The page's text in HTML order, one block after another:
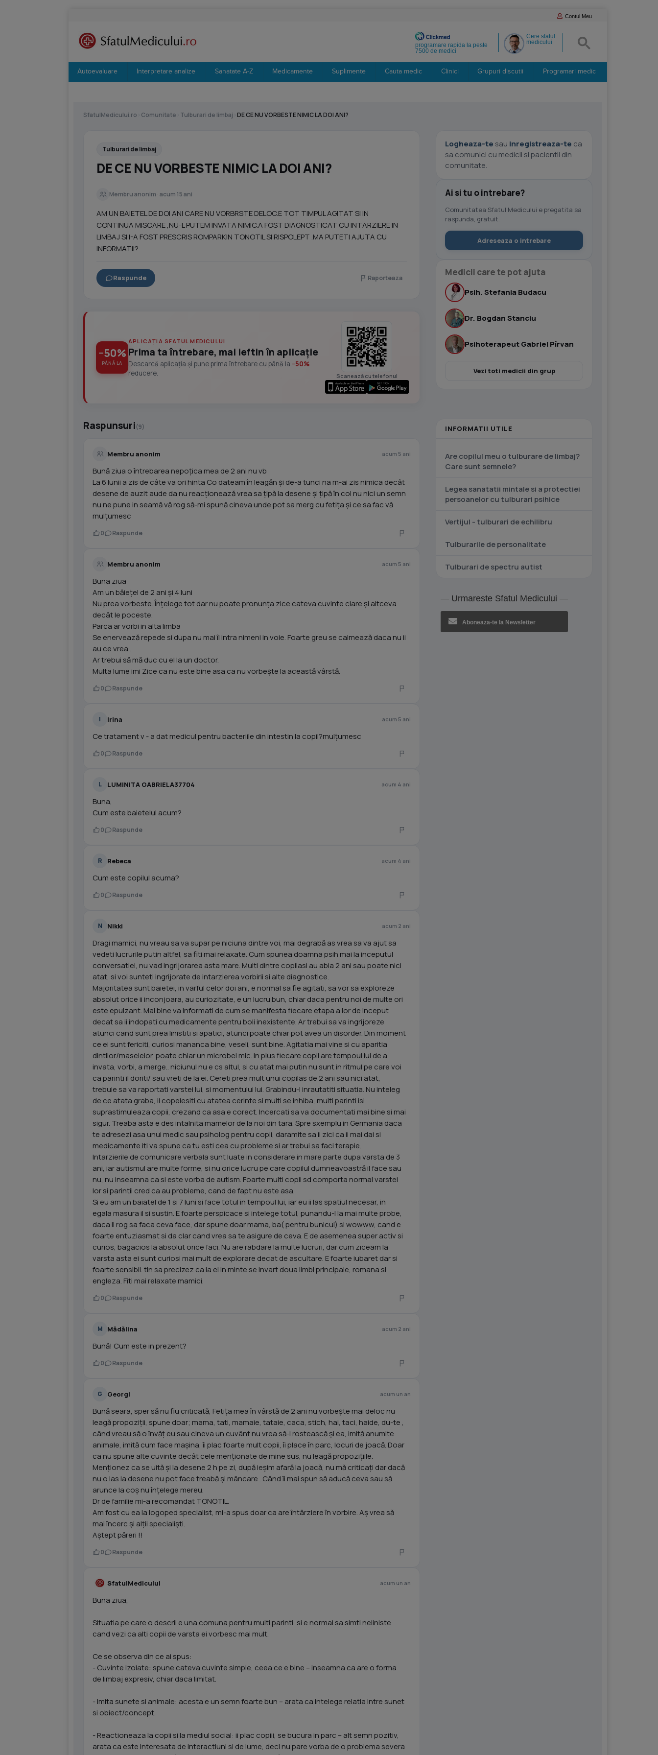
Contul Meu
Cere sfatul
medicului
programare rapida la peste
7500 de medici
Autoevaluare Interpretare analize Sanatate A-Z Medicamente Suplimente Cauta medic Clinici Grupuri discutii Programari medic
SfatulMedicului.ro Comunitate Tulburari de limbaj DE CE NU VORBESTE NIMIC LA DOI ANI?
Tulburari de limbaj
DE CE NU VORBESTE NIMIC LA DOI ANI?
Membru anonim · acum 15 ani
AM UN BAIETEL DE DOI ANI CARE NU VORBRSTE DELOC.E TOT TIMPUL AGITAT SI IN
CONTINUA MISCARE ,NU-L PUTEM INVATA NIMIC.A FOST DIAGNOSTICAT CU INTARZIERE IN
LIMBAJ SI I-A FOST PRESCRIS ROMPARKIN TONOTIL SI RISPOLEPT .MA PUTETI AJUTA CU
INFORMATII?
Raspunde Raporteaza
−50%
PÂNĂ LA
APLICAȚIA SFATUL MEDICULUI
Prima ta întrebare, mai ieftin în aplicație
Descarcă aplicația și pune prima întrebare cu până la −50%
reducere.
Scanează cu telefonul
Raspunsuri(9)
Membru anonim acum 5 ani
Bună ziua o întrebarea nepoțica mea de 2 ani nu vb
La 6 lunii a zis de câte va ori hinta Co dateam în leagăn și de-a tunci na m-ai zis nimica decât
desene de auzit aude da nu reacționează vrea sa țipă la desene și țipă în col nu nici un semn
nu ne pune in seamă vă rog să-mi spună cineva unde pot sa merg cu fetița și ce sa fac vă
mulțumesc
0 Raspunde
Membru anonim acum 5 ani
Buna ziua
Am un băiețel de 2 ani și 4 luni
Nu prea vorbeste. Înțelege tot dar nu poate pronunța zice cateva cuvinte clare și altceva
decât le poceste.
Parca ar vorbi in alta limba
Se enervează repede si dupa nu mai îi intra nimeni in voie. Foarte greu se calmează daca nu ii
au ce vrea..
Ar trebui să mă duc cu el la un doctor.
Multa lume imi Zice ca nu este bine asa ca nu vorbește la această vârstă.
0 Raspunde
I Irina acum 5 ani
Ce tratament v - a dat medicul pentru bacteriile din intestin la copil?mulțumesc
0 Raspunde
L LUMINITA GABRIELA37704 acum 4 ani
Buna,
Cum este baietelul acum?
0 Raspunde
R Rebeca acum 4 ani
Cum este copilul acuma?
0 Raspunde
N Nikki acum 2 ani
Dragi mamici, nu vreau sa va supar pe niciuna dintre voi, mai degrabă as vrea sa va ajut sa
vedeti lucrurile putin altfel, sa fiti mai relaxate. Cum spunea doamna psih mai la inceputul
conversatiei, nu vad ingrijorarea asta mare. Multi dintre copilasi au abia 2 ani sau poate nici
atat, si voi sunteti ingrijorate de intarzierea vorbirii si alte diagnostice.
Majoritatea sunt baietei, in varful celor doi ani, e normal sa fie agitati, sa vor sa exploreze
absolut orice ii inconjoara, au curiozitate, e un lucru bun, chiar daca pentru noi de multe ori
este epuizant. Mai bine va informati de cum se manifesta fiecare etapa a lor de inceput
decat sa ii indopati cu medicamente pentru boli inexistente. Ar trebui sa va ingrijoreze
atunci cand sunt prea linistiti si apatici, atunci poate chiar pot avea un disorder. Din moment
ce ei sunt fericiti, curiosi mananca bine, veseli, sunt bine. Agitatia mai vine si cu aparitia
dintilor/maselelor, poate chiar un microbel mic. In plus fiecare copil are tempoul lui de a
invata, vorbi, a merge.. niciunul nu e cs altul, si cu atat mai putin nu sunt in ritmul pe care voi
ca parinti il doriti/ sau vreti de la ei. Cereti prea mult unui copilas de 2 ani sau nici atat,
trebuie sa va raportati varstei lui, si momentului lui. Grabindu-l inrautatiti situatia. Nu inteleg
de ce atata graba, il copelesiti cu atatea cerinte si multi se inhiba, multi parinti isi
suprastimuleaza copii, crezand ca asa e corect. Incercati sa va documentati mai bine si mai
sigur. Treaba asta e des intalnita mamelor de la noi din tara. Spre sxemplu in Germania daca
te adresezi asa unui medic sau psiholog pentru copii, daramite sa ii zici ca ii mai dai si
medicamente iti va spune ca tu esti cea cu probleme si ar trebui sa faci terapie.
Intarzierile de comunicare verbala sunt luate in considerare in mare parte dupa varsta de 3
ani, iar autismul are multe forme, si nu orice lucru pe care copilul dumneavoastră il face sau
nu, nu inseamna ca si este vorba de autism. Foarte multi copii sd comporta normal varstei
lor si parintii cred ca au probleme, cand de fapt nu este asa.
Si eu am un baiatel de 1 si 7 luni si face totul in tempoul lui, iar eu ii las spatiul necesar, in
egala masura il si sustin. E foarte perspicace si intelege totul, punandu-l la mai multe probe,
daca il rog sa faca ceva face, dar spune doar mama, ba( pentru bunicul) si wowww, cand e
foarte entuziasmat si da clar cand vrea sa te asigure de ceva. E de asemenea super activ si
curios, bagacios la absolut orice faci. Nu are rabdare la multe lucruri, dar cum ziceam la
varsta asta ei sunt curiosi mai mult de explorare decat de ascultare. E foarte iubaret dar si
foarte sensibil. tin sa precizez ca la el in minte se invart doua limbi principale, romana si
engleza. Fiti mai relaxate mamici.
0 Raspunde
M Mădălina acum 2 ani
Bună! Cum este in prezent?
0 Raspunde
G Georgi acum un an
Bună seara, sper să nu fiu criticată, Fetița mea în vârstă de 2 ani nu vorbește mai deloc nu
leagă propoziții, spune doar; mama, tati, mamaie, tataie, caca, stich, hai, taci, haide, du-te ,
când vreau să o învăț eu sau cineva un cuvânt nu vrea să-l rostească și ea, imită anumite
animale, imită cum face mașina, îi plac foarte mult copii, îi place în parc, locuri de joacă. Doar
ca nu spune alte cuvinte decât cele menționate de mine sus, nu leagă propozițiile.
Menționez ca se uită și la desene 2 h pe zi, după ieșim afară la joacă, nu mă criticați dar dacă
nu o las la desene nu pot face treabă și mâncare . Când îi mai spun să aducă ceva sau să
arunce la coș nu înțelege mereu.
Dr de familie mi-a recomandat TONOTIL.
Am fost cu ea la logoped specialist, mi-a spus doar ca are întârziere în vorbire. Aș vrea să
mai încerc și alții specialiști.
Aștept păreri !!
0 Raspunde
SfatulMedicului acum un an
Buna ziua,
Situatia pe care o descrii e una comuna pentru multi parinti, si e normal sa simti neliniste
cand vezi ca alti copii de varsta ei vorbesc mai mult.
Ce se observa din ce ai spus:
- Cuvinte izolate: spune cateva cuvinte simple, ceea ce e bine – inseamna ca are o forma
de limbaj expresiv, chiar daca limitat.
- Imita sunete si animale: acesta e un semn foarte bun – arata ca intelege relatia intre sunet
si obiect/concept.
- Reactioneaza la copii si la mediul social: ii plac copiii, se bucura in parc – alt semn pozitiv,
arata ca este interesata de interactiuni si de lume, deci nu pare vorba de o problema severa
Logheaza-te sau inregistreaza-te ca
sa comunici cu medicii si pacientii din
comunitate.
Ai si tu o intrebare?
Comunitatea Sfatul Medicului e pregatita sa
raspunda, gratuit.
Adreseaza o intrebare
Medicii care te pot ajuta
Psih. Stefania Budacu
Dr. Bogdan Stanciu
Psihoterapeut Gabriel Pîrvan
Vezi toti medicii din grup
INFORMATII UTILE
Are copilul meu o tulburare de limbaj?
Care sunt semnele?
Legea sanatatii mintale si a protectiei
persoanelor cu tulburari psihice
Vertijul - tulburari de echilibru
Tulburarile de personalitate
Tulburari de spectru autist
Urmareste Sfatul Medicului
Aboneaza-te la Newsletter